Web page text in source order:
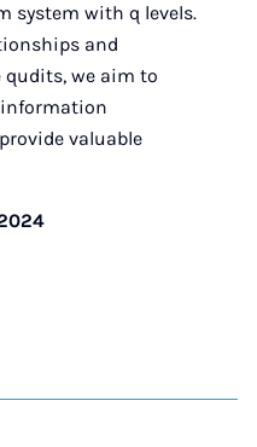
system with q levels.
and
qudits, we aim to
valuable